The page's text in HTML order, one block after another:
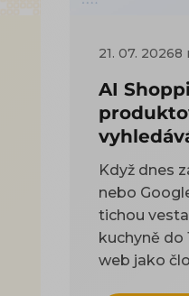
21. 07. 20268
AI
Když dnes
nebo
tichou
kuchyně do
web jako